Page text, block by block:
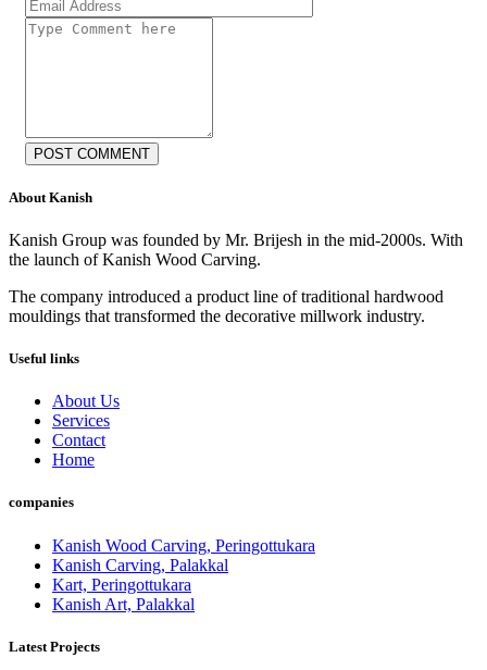
POST COMMENT
About Kanish
Kanish Group was founded by Mr. Brijesh in the mid-2000s. With
the launch of Kanish Wood Carving.
The company introduced a product line of traditional hardwood
mouldings that transformed the decorative millwork industry.
Useful links
About Us
Services
Contact
Home
companies
Kanish Wood Carving, Peringottukara
Kanish Carving, Palakkal
Kart, Peringottukara
Kanish Art, Palakkal
Latest Projects